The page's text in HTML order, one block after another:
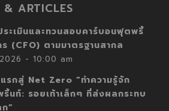
& ARTICLES
ระเมินและทวนสอบคาร์บอนฟุตพริ้
(CFO) ตามมาตรฐานสากล
- 10:00 am
รกสู่ Net Zero “ทำความรู้จัก
นท์: รอยเท้าเล็กๆ ที่ส่งผลกระทบ
”